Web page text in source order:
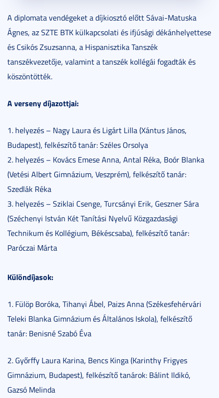
A diplomata vendégeket a díjkiosztó előtt Sávai-Matuska
Ágnes, az SZTE BTK külkapcsolati és ifjúsági dékánhelyettese
és Csikós Zsuzsanna, a Hispanisztika Tanszék
tanszékvezetője, valamint a tanszék kollégái fogadták és
köszöntötték.
A verseny díjazottjai:
1. helyezés – Nagy Laura és Ligárt Lilla (Xántus János,
Budapest), felkészítő tanár: Széles Orsolya
2. helyezés – Kovács Emese Anna, Antal Réka, Boór Blanka
(Vetési Albert Gimnázium, Veszprém), felkészítő tanár:
Szedlák Réka
3. helyezés – Sziklai Csenge, Turcsányi Erik, Geszner Sára
(Széchenyi István Két Tanítási Nyelvű Közgazdasági
Technikum és Kollégium, Békéscsaba), felkészítő tanár:
Paróczai Márta
Különdíjasok:
1. Fülöp Boróka, Tihanyi Ábel, Paizs Anna (Székesfehérvári
Teleki Blanka Gimnázium és Általános Iskola), felkészítő
tanár: Benisné Szabó Éva
2. Győrffy Laura Karina, Bencs Kinga (Karinthy Frigyes
Gimnázium, Budapest), felkészítő tanárok: Bálint Ildikó,
Gazsó Melinda